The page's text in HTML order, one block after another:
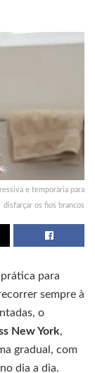
e temporária para
disfarçar os fios brancos
para
sempre à
o
New York,
gradual, com
dia a dia.